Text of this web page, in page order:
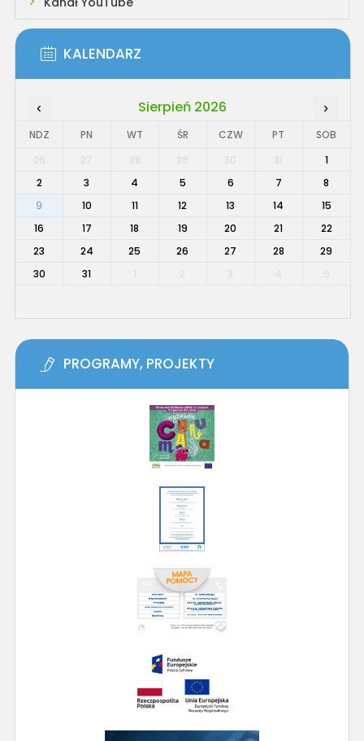
KALENDARZ
‹ Sierpień 2026 ›
NDZ PN WT ŚR CZW PT
SOB
1
2
3 4 5 6 7
8
9
10 11 12 13 14
15
16
17 18 19 20 21
22
23
24 25 26 27 28
29
30
31
PROGRAMY, PROJEKTY